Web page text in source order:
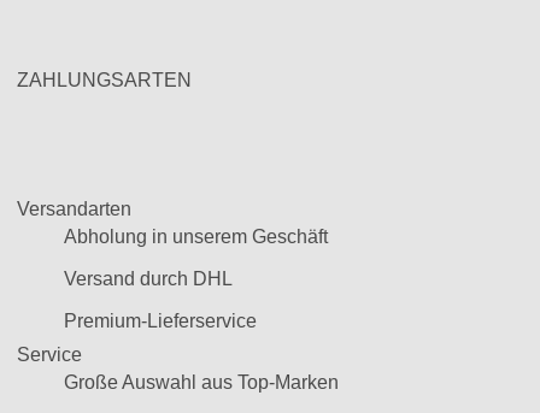
ZAHLUNGSARTEN
Versandarten
Abholung in unserem Geschäft
Versand durch DHL
Premium-Lieferservice
Service
Große Auswahl aus Top-Marken